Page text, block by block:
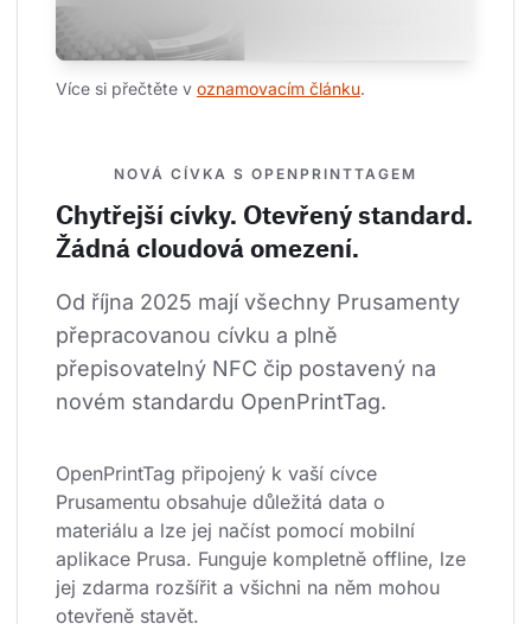
Více si přečtěte v oznamovacím článku.
NOVÁ CÍVKA S OPENPRINTTAGEM
Chytřejší cívky. Otevřený standard.
Žádná cloudová omezení.
Od října 2025 mají všechny Prusamenty
přepracovanou cívku a plně
přepisovatelný NFC čip postavený na
novém standardu OpenPrintTag.
OpenPrintTag připojený k vaší cívce
Prusamentu obsahuje důležitá data o
materiálu a lze jej načíst pomocí mobilní
aplikace Prusa. Funguje kompletně offline, lze
jej zdarma rozšířit a všichni na něm mohou
otevřeně stavět.